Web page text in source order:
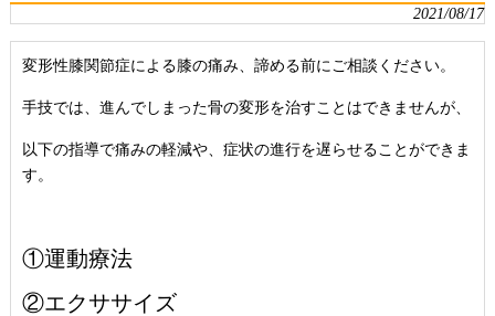
2021/08/17
変形性膝関節症による膝の痛み、諦める前にご相談ください。
手技では、進んでしまった骨の変形を治すことはできませんが、
以下の指導で痛みの軽減や、症状の進行を遅らせることができま
す。
①運動療法
②エクササイズ